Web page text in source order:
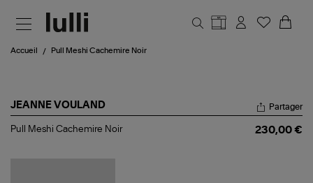
Accueil Pull Meshi Cachemire Noir
JEANNE VOULAND
Pull
Partager
Pull Meshi Cachemire Noir 230,00 €